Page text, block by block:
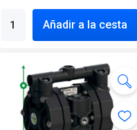
Añadir a la cesta